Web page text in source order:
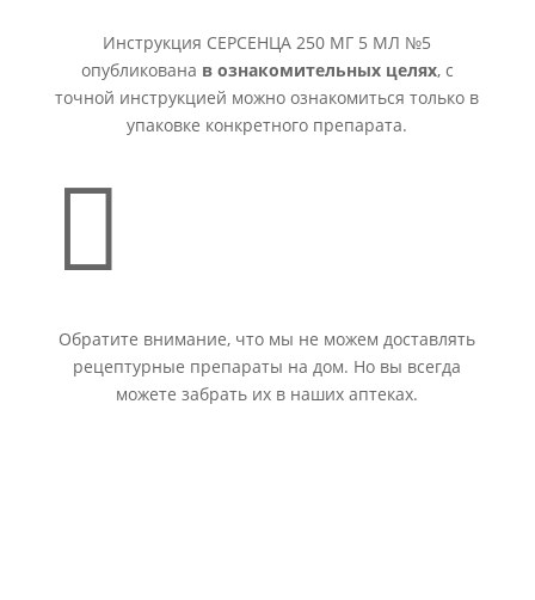
Инструкция СЕРСЕНЦА 250 МГ 5 МЛ №5
опубликована в ознакомительных целях, с
точной инструкцией можно ознакомиться только в
упаковке конкретного препарата.

Обратите внимание, что мы не можем доставлять
рецептурные препараты на дом. Но вы всегда
можете забрать их в наших аптеках.